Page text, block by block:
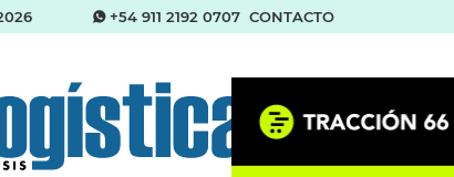
+54 911 2192 0707 CONTACTO